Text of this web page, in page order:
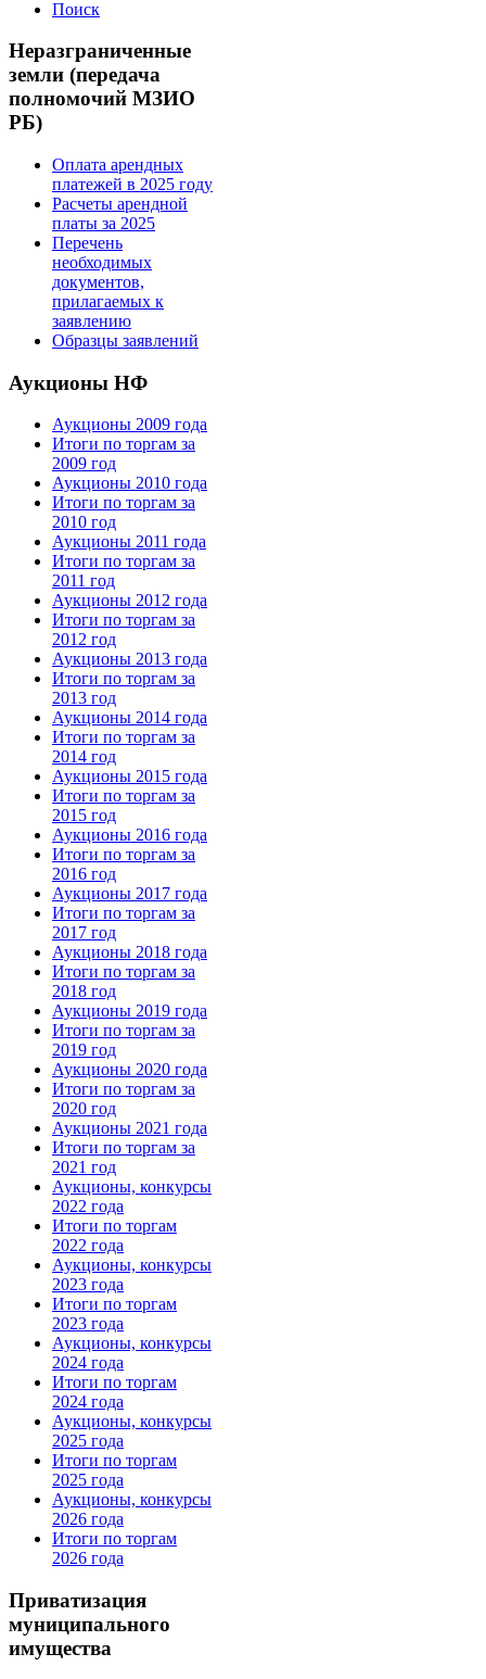
Поиск
Неразграниченные
земли (передача
полномочий МЗИО
РБ)
Оплата арендных
платежей в 2025 году
Расчеты арендной
платы за 2025
Перечень
необходимых
документов,
прилагаемых к
заявлению
Образцы заявлений
Аукционы НФ
Аукционы 2009 года
Итоги по торгам за
2009 год
Аукционы 2010 года
Итоги по торгам за
2010 год
Аукционы 2011 года
Итоги по торгам за
2011 год
Аукционы 2012 года
Итоги по торгам за
2012 год
Аукционы 2013 года
Итоги по торгам за
2013 год
Аукционы 2014 года
Итоги по торгам за
2014 год
Аукционы 2015 года
Итоги по торгам за
2015 год
Аукционы 2016 года
Итоги по торгам за
2016 год
Аукционы 2017 года
Итоги по торгам за
2017 год
Аукционы 2018 года
Итоги по торгам за
2018 год
Аукционы 2019 года
Итоги по торгам за
2019 год
Аукционы 2020 года
Итоги по торгам за
2020 год
Аукционы 2021 года
Итоги по торгам за
2021 год
Аукционы, конкурсы
2022 года
Итоги по торгам
2022 года
Аукционы, конкурсы
2023 года
Итоги по торгам
2023 года
Аукционы, конкурсы
2024 года
Итоги по торгам
2024 года
Аукционы, конкурсы
2025 года
Итоги по торгам
2025 года
Аукционы, конкурсы
2026 года
Итоги по торгам
2026 года
Приватизация
муниципального
имущества